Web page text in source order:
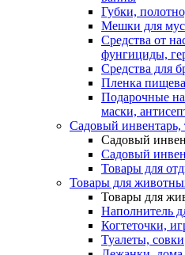
Губки,
Мешки для
Средства от
фунгициды,
Средства для
Пленка
Подарочные
маски,
Садовый инвентарь,
Садовый
Садовый
Товары для
Товары для
Товары для
Наполнитель
Когтеточки,
Туалеты, совки